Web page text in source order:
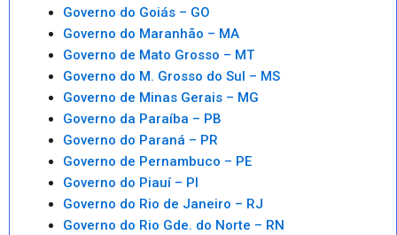
Governo do Goiás – GO
Governo do Maranhão – MA
Governo de Mato Grosso – MT
Governo do M. Grosso do Sul – MS
Governo de Minas Gerais – MG
Governo da Paraíba – PB
Governo do Paraná – PR
Governo de Pernambuco – PE
Governo do Piauí – PI
Governo do Rio de Janeiro – RJ
Governo do Rio Gde. do Norte – RN